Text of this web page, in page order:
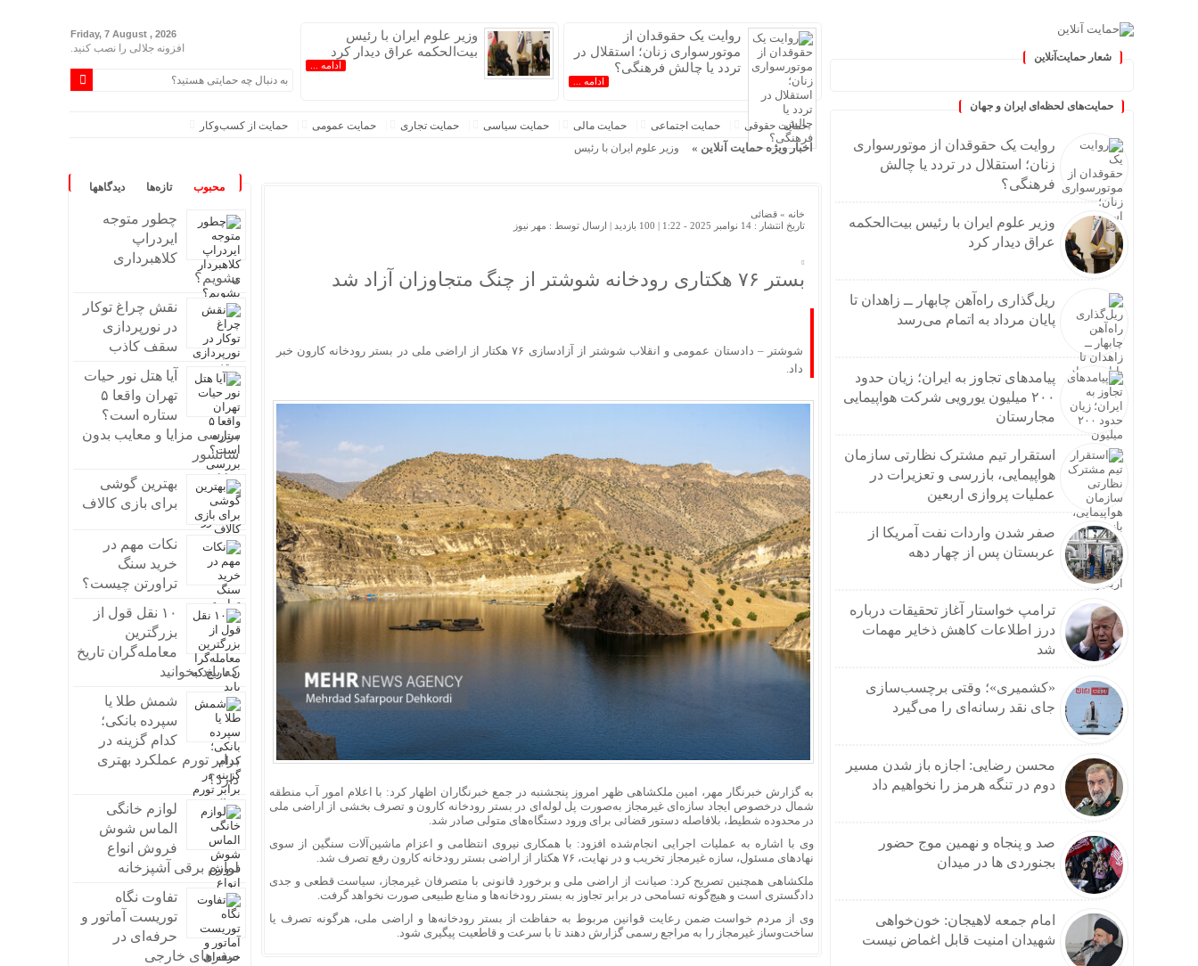
شعار حمایت‌آنلاین
حمایت‌های لحظه‌ای ایران و جهان
روایت یک حقوقدان از موتورسواری
زنان؛ استقلال در تردد یا چالش
فرهنگی؟
وزیر علوم ایران با رئیس بیت‌الحکمه
عراق دیدار کرد
ریل‌گذاری راه‌آهن چابهار ــ زاهدان تا
پایان مرداد به اتمام می‌رسد
پیامدهای تجاوز به ایران؛ زیان حدود
۲۰۰ میلیون یورویی شرکت هواپیمایی
مجارستان
استقرار تیم مشترک نظارتی سازمان
هواپیمایی، بازرسی و تعزیرات در
عملیات پروازی اربعین
صفر شدن واردات نفت آمریکا از
عربستان پس از چهار دهه
ترامپ خواستار آغاز تحقیقات درباره
درز اطلاعات کاهش ذخایر مهمات
شد
«کشمیری»؛ وقتی برچسب‌سازی
جای نقد رسانه‌ای را می‌گیرد
محسن رضایی: اجازه باز شدن مسیر
دوم در تنگه هرمز را نخواهیم داد
صد و پنجاه و نهمین موج حضور
بجنوردی ها در میدان
امام جمعه لاهیجان: خون‌خواهی
شهیدان امنیت قابل اغماض نیست
روایت یک حقوقدان از
موتورسواری زنان؛ استقلال در
تردد یا چالش فرهنگی؟
ادامه ...
وزیر علوم ایران با رئیس
بیت‌الحکمه عراق دیدار کرد
ادامه ...
Friday, 7 August , 2026
افزونه جلالی را نصب کنید.
حمایت حقوقی حمایت اجتماعی حمایت مالی حمایت سیاسی حمایت تجاری حمایت عمومی حمایت از کسب‌وکار
اخبار ویژه حمایت آنلاین » وزیر علوم ایران با رئیس بیت‌الحکمه عراق دیدار کرد
خانه » قضائی
تاریخ انتشار : 14 نوامبر 2025 - 1:22 |
100 بازدید | ارسال توسط : مهر نیوز
بستر ۷۶ هکتاری رودخانه شوشتر از چنگ متجاوزان آزاد شد
شوشتر – دادستان عمومی و انقلاب شوشتر از آزادسازی ۷۶ هکتار از اراضی ملی در بستر رودخانه کارون خبر
داد.
به گزارش خبرنگار مهر، امین ملکشاهی ظهر امروز پنجشنبه در جمع خبرنگاران اظهار کرد: با اعلام امور آب منطقه
شمال درخصوص ایجاد سازه‌ای غیرمجاز به‌صورت پل لوله‌ای در بستر رودخانه کارون و تصرف بخشی از اراضی ملی
در محدوده شطیط، بلافاصله دستور قضائی برای ورود دستگاه‌های متولی صادر شد.
وی با اشاره به عملیات اجرایی انجام‌شده افزود: با همکاری نیروی انتظامی و اعزام ماشین‌آلات سنگین از سوی
نهادهای مسئول، سازه غیرمجاز تخریب و در نهایت، ۷۶ هکتار از اراضی بستر رودخانه کارون رفع تصرف شد.
ملکشاهی همچنین تصریح کرد: صیانت از اراضی ملی و برخورد قانونی با متصرفان غیرمجاز، سیاست قطعی و جدی
دادگستری است و هیچ‌گونه تسامحی در برابر تجاوز به بستر رودخانه‌ها و منابع طبیعی صورت نخواهد گرفت.
وی از مردم خواست ضمن رعایت قوانین مربوط به حفاظت از بستر رودخانه‌ها و اراضی ملی، هرگونه تصرف یا
ساخت‌وساز غیرمجاز را به مراجع رسمی گزارش دهند تا با سرعت و قاطعیت پیگیری شود.
محبوب تازه‌ها دیدگاهها
چطور متوجه
ایردراپ
کلاهبرداری
بشویم؟
نقش چراغ توکار
در نورپردازی
سقف کاذب
آیا هتل نور حیات
تهران واقعا ۵
ستاره است؟
بررسی مزایا و معایب بدون
سانسور
بهترین گوشی
برای بازی کالاف
نکات مهم در
خرید سنگ
تراورتن چیست؟
۱۰ نقل قول از
بزرگترین
معامله‌گران تاریخ
که باید بخوانید
شمش طلا یا
سپرده بانکی؛
کدام گزینه در
برابر تورم عملکرد بهتری
دارد؟
لوازم خانگی
الماس شوش
فروش انواع
لوازم برقی آشپزخانه
تفاوت نگاه
توریست آماتور و
حرفه‌ای در
سفرهای خارجی